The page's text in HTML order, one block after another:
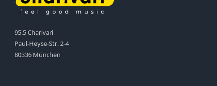
95.5 Charivari
Paul-Heyse-Str. 2-4
80336 München